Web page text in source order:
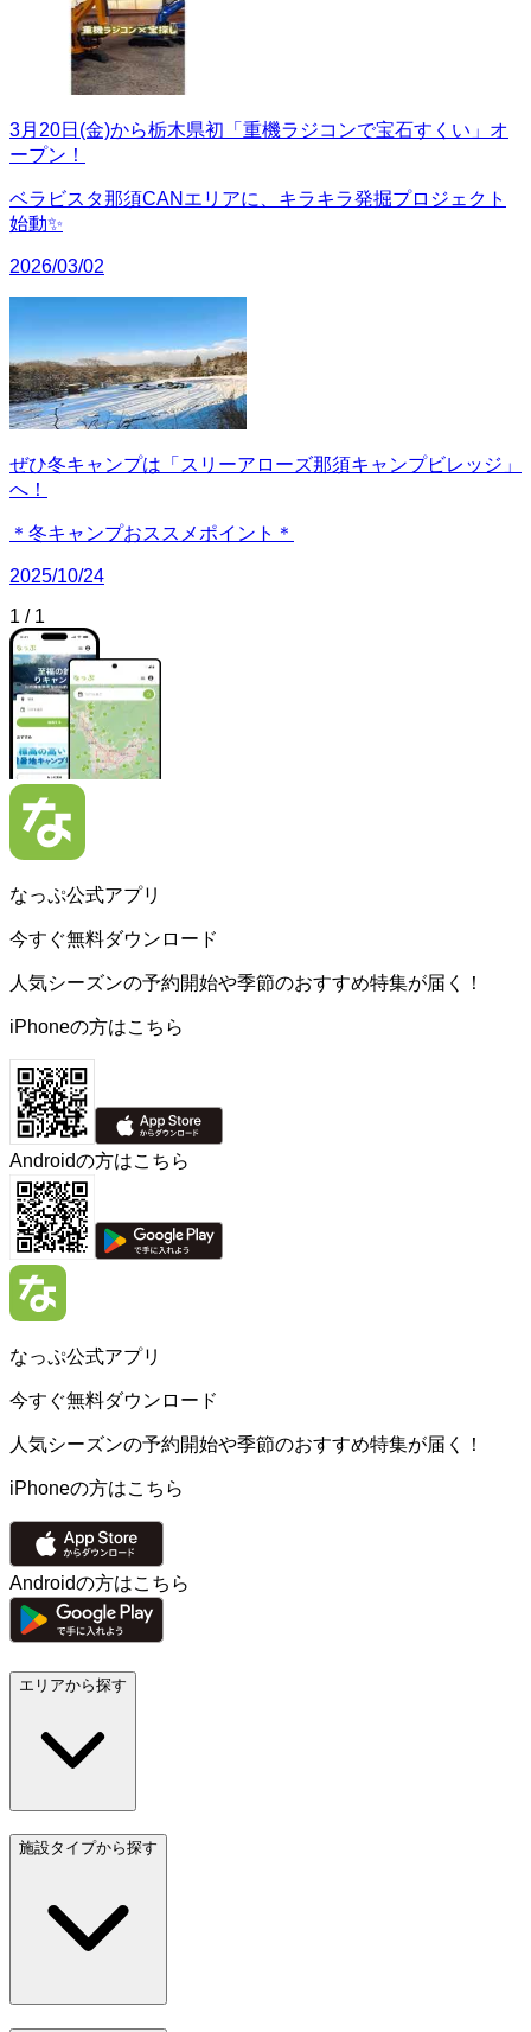
3月20日(金)から栃木県初「重機ラジコンで宝石すくい」オ
ープン！
ベラビスタ那須CANエリアに、キラキラ発掘プロジェクト
始動✨
2026/03/02
ぜひ冬キャンプは「スリーアローズ那須キャンプビレッジ」
へ！
＊冬キャンプおススメポイント＊
2025/10/24
1 / 1
なっぷ公式アプリ
今すぐ無料ダウンロード
人気シーズンの予約開始や季節のおすすめ特集が届く！
iPhoneの方はこちら
Androidの方はこちら
なっぷ公式アプリ
今すぐ無料ダウンロード
人気シーズンの予約開始や季節のおすすめ特集が届く！
iPhoneの方はこちら
Androidの方はこちら
エリアから探す
施設タイプから探す